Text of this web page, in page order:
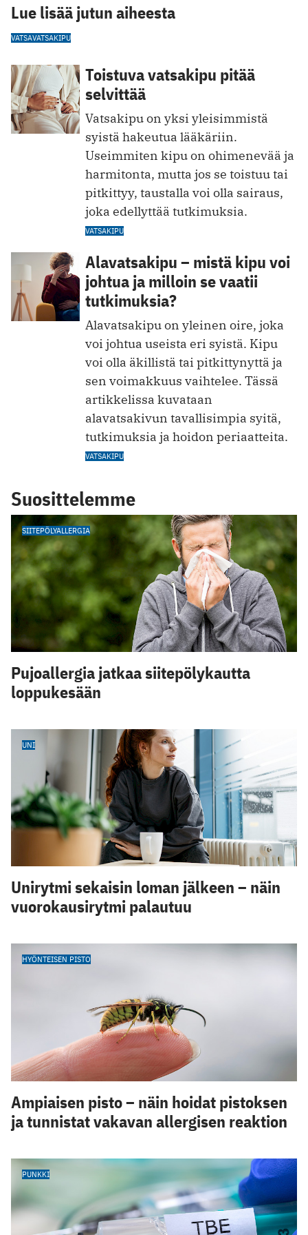
Lue lisää jutun aiheesta
VATSAVATSAKIPU
Toistuva vatsakipu pitää
selvittää
Vatsakipu on yksi yleisimmistä
syistä hakeutua lääkäriin.
Useimmiten kipu on ohimenevää ja
harmitonta, mutta jos se toistuu tai
pitkittyy, taustalla voi olla sairaus,
joka edellyttää tutkimuksia.
VATSAKIPU
Alavatsakipu – mistä kipu voi
johtua ja milloin se vaatii
tutkimuksia?
Alavatsakipu on yleinen oire, joka
voi johtua useista eri syistä. Kipu
voi olla äkillistä tai pitkittynyttä ja
sen voimakkuus vaihtelee. Tässä
artikkelissa kuvataan
alavatsakivun tavallisimpia syitä,
tutkimuksia ja hoidon periaatteita.
VATSAKIPU
Suosittelemme
SIITEPÖLYALLERGIA
Pujoallergia jatkaa siitepölykautta
loppukesään
UNI
Unirytmi sekaisin loman jälkeen – näin
vuorokausirytmi palautuu
HYÖNTEISEN PISTO
Ampiaisen pisto – näin hoidat pistoksen
ja tunnistat vakavan allergisen reaktion
PUNKKI